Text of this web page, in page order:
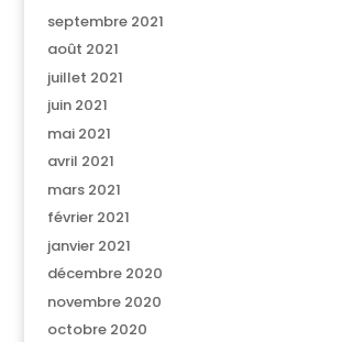
septembre 2021
août 2021
juillet 2021
juin 2021
mai 2021
avril 2021
mars 2021
février 2021
janvier 2021
décembre 2020
novembre 2020
octobre 2020